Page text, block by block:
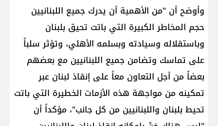
وأوضح أن "من الأهمية أن يدرك جميع اللبنانيين
حجم المخاطر الكبيرة التي باتت تحيق بلبنان
وباستقلاله وسيادته وبسلمه الأهلي، وتؤثر سلباً
على تماسك وتضامن جميع اللبنانيين مع بعضهم
بعضاً من أجل التعاون معاً على إنقاذ لبنان عبر
تمكينه من مواجهة هذه الأزمات الخطيرة التي باتت
تحيط بلبنان واللبنانيين من كل جانب"، مؤكداً أن